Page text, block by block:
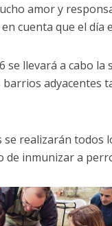
amor y
cuenta que el día
se llevará a cabo
barrios adyacentes
se realizarán todos
de inmunizar a